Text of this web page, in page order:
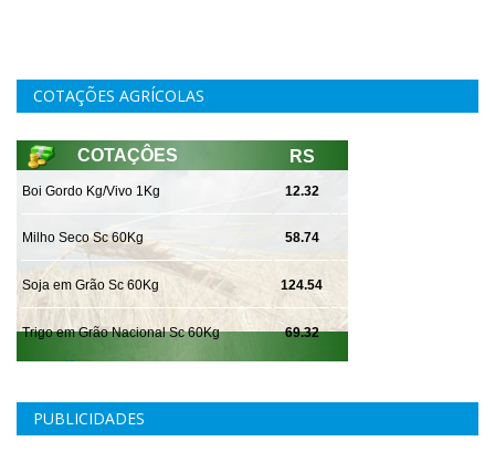
COTAÇÕES AGRÍCOLAS
PUBLICIDADES